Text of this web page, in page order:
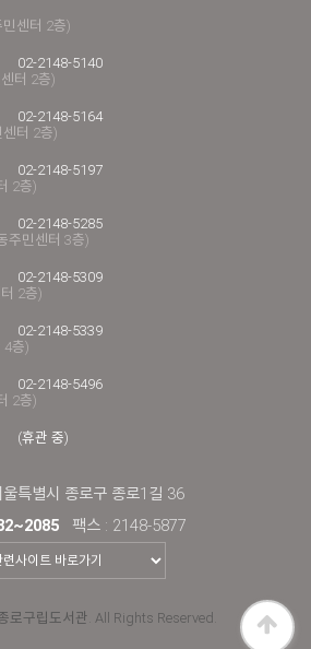
센터 2층)
02-2148-5140
터 2층)
02-2148-5164
터 2층)
02-2148-5197
2층)
02-2148-5285
주민센터 3층)
02-2148-5309
2층)
02-2148-5339
4층)
02-2148-5496
2층)
(휴관 중)
울특별시 종로구 종로1길 36
팩스 : 2148-5877
구립도서관. All Rights Reserved.